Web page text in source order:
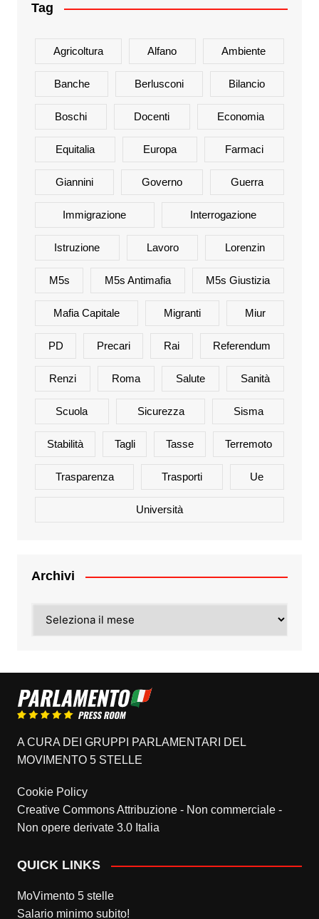
Tag
Agricoltura Alfano Ambiente
Banche Berlusconi Bilancio
Boschi Docenti Economia
Equitalia Europa Farmaci
Giannini Governo Guerra
Immigrazione Interrogazione
Istruzione Lavoro Lorenzin
M5s M5s Antimafia M5s Giustizia
Mafia Capitale Migranti Miur
PD Precari Rai Referendum
Renzi Roma Salute Sanità
Scuola Sicurezza Sisma
Stabilità Tagli Tasse Terremoto
Trasparenza Trasporti Ue
Università
Archivi
A CURA DEI GRUPPI PARLAMENTARI DEL
MOVIMENTO 5 STELLE
Cookie Policy
Creative Commons Attribuzione - Non commerciale -
Non opere derivate 3.0 Italia
QUICK LINKS
MoVimento 5 stelle
Salario minimo subito!